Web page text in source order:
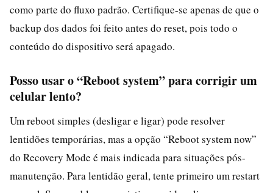
como parte do fluxo padrão. Certifique-se apenas de que o
backup dos dados foi feito antes do reset, pois todo o
conteúdo do dispositivo será apagado.
Posso usar o “Reboot system” para corrigir um
celular lento?
Um reboot simples (desligar e ligar) pode resolver
lentidões temporárias, mas a opção “Reboot system now”
do Recovery Mode é mais indicada para situações pós-
manutenção. Para lentidão geral, tente primeiro um restart